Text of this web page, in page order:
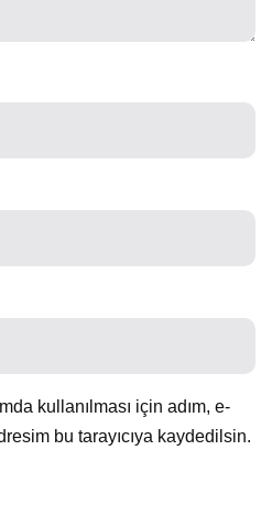
kullanılması için adım, e-
bu tarayıcıya kaydedilsin.